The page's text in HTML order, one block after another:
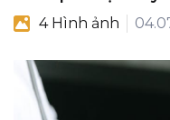
4 Hình ảnh